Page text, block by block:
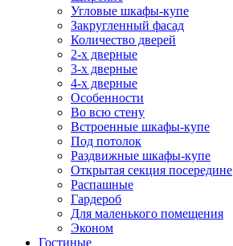
Угловые шкафы-купе
Закругленный фасад
Количество дверей
2-х дверные
3-х дверные
4-х дверные
Особенности
Во всю стену
Встроенные шкафы-купе
Под потолок
Раздвижные шкафы-купе
Открытая секция посередине
Распашные
Гардероб
Для маленького помещения
Эконом
Гостиные